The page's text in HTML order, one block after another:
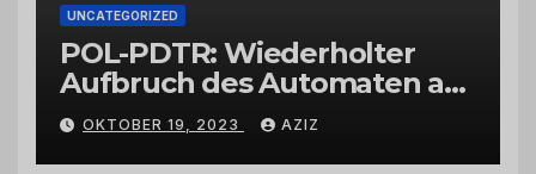
UNCATEGORIZED
POL-PDTR: Wiederholter
Aufbruch des Automaten am
Wohnmobilstellplatz in
Hermeskeil am Labachweg
OKTOBER 19, 2023 AZIZ